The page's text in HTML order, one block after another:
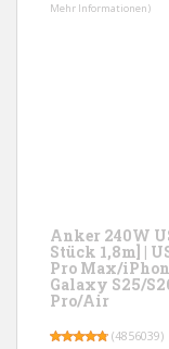
Mehr Informationen)
Anker 240W
Stück 1,8m] |
Pro Max/
Galaxy S25/
Pro/Air
(4856039)